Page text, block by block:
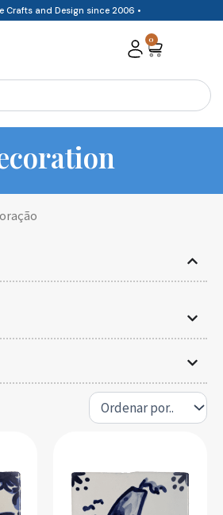
Crafts and Design since 2006 •
0
Cart